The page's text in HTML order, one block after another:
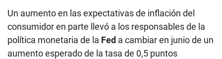
Un aumento en las expectativas de inflación del
consumidor en parte llevó a los responsables de la
política monetaria de la Fed a cambiar en junio de un
aumento esperado de la tasa de 0,5 puntos